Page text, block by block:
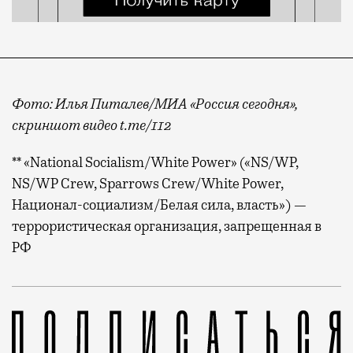
Фото: Илья Питалев/МИА «Россия сегодня»,
скриншот видео t.me/112
** «National Socialism/White Power» («NS/WP,
NS/WP Crew, Sparrows Crew/White Power,
Национал-социализм/Белая сила, власть») —
террористическая организация, запрещенная в
РФ